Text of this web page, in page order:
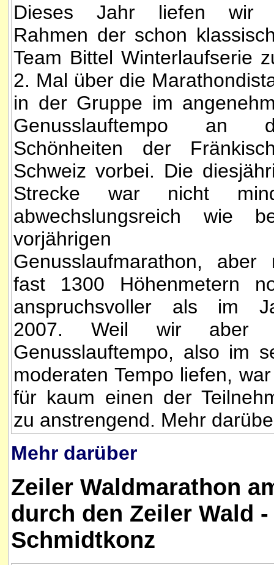
Dieses Jahr liefen wir
Rahmen der schon
Team Bittel Winterlaufserie
2. Mal über die
in der Gruppe im
Genusslauftempo an
Schönheiten der
Schweiz vorbei. Die
Strecke war nicht
abwechslungsreich wie
vorjährigen
Genusslaufmarathon, aber
fast 1300 Höhenmetern
anspruchsvoller als im
2007. Weil wir aber
Genusslauftempo, also im
moderaten Tempo liefen,
für kaum einen der
zu anstrengend. Mehr
Mehr darüber
Zeiler Waldmarathon
durch den Zeiler Wald
Schmidtkonz